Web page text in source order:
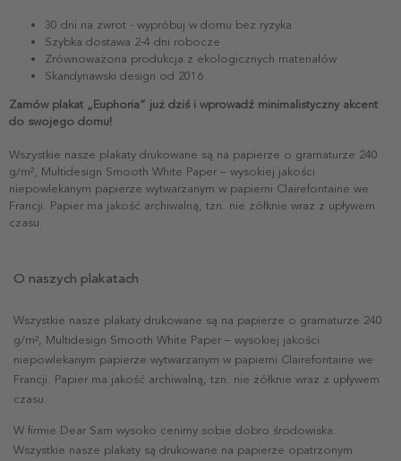
30 dni na zwrot - wypróbuj w domu bez ryzyka
Szybka dostawa 2-4 dni robocze
Zrównoważona produkcja z ekologicznych materiałów
Skandynawski design od 2016
Zamów plakat „Euphoria” już dziś i wprowadź minimalistyczny akcent
do swojego domu!
Wszystkie nasze plakaty drukowane są na papierze o gramaturze 240
g/m², Multidesign Smooth White Paper – wysokiej jakości
niepowlekanym papierze wytwarzanym w papierni Clairefontaine we
Francji. Papier ma jakość archiwalną, tzn. nie żółknie wraz z upływem
czasu.
O naszych plakatach
Wszystkie nasze plakaty drukowane są na papierze o gramaturze 240
g/m², Multidesign Smooth White Paper – wysokiej jakości
niepowlekanym papierze wytwarzanym w papierni Clairefontaine we
Francji. Papier ma jakość archiwalną, tzn. nie żółknie wraz z upływem
czasu.
W firmie Dear Sam wysoko cenimy sobie dobro środowiska.
Wszystkie nasze plakaty są drukowane na papierze opatrzonym